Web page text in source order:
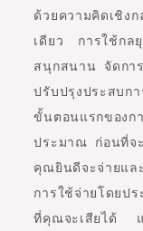
ด้วยความคิดเชิง
เดียว การใช้กล
สนุกสนาน จัดกา
ปรับปรุงประสบ
ขั้นตอนแรกของก
ประมาณ ก่อนที่จ
คุณยินดีจะจ่ายแล
การใช้จ่ายโดยป
ที่คุณจะเสียได้ แ